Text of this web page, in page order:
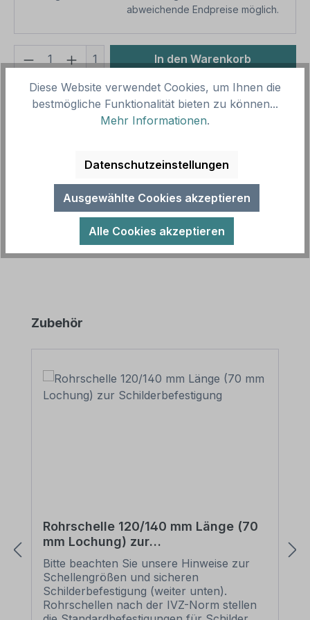
abweichende Endpreise möglich.
Produkt Anzahl: Gib den
1 In den Warenkorb
Produktnummer:SH16027.1
Vorlagenummer:
VZ-1000-32
Parkplatzschilder – Kreuzender Radverkehr von
links und rechts - Verkehrsschild VZ-1…Mehr
Produktgalerie überspringen
Zubehör
Rohrschelle 120/140 mm Länge (70
mm Lochung) zur
Schilderbefestigung
Bitte beachten Sie unsere Hinweise zur
Schellengrößen und sicheren
Schilderbefestigung (weiter unten).
Rohrschellen nach der IVZ-Norm stellen
Diese Website verwendet Cookies, um Ihnen die
bestmögliche Funktionalität bieten zu können...
Mehr Informationen.
Datenschutzeinstellungen
Ausgewählte Cookies akzeptieren
Alle Cookies akzeptieren